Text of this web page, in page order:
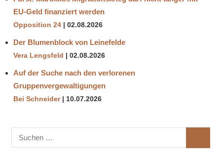
EU-Geld finanziert werden
Opposition 24 02.08.2026
Der Blumenblock von Leinefelde
Vera Lengsfeld 02.08.2026
Auf der Suche nach den verlorenen
Gruppenvergewaltigungen
Bei Schneider 10.07.2026
Suchen
nach: